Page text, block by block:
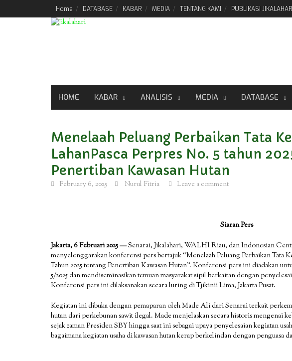
Home DATABASE KABAR MEDIA TENTANG KAMI PUBLIKASI
HOME KABAR ANALISIS MEDIA DATABASE
Menelaah Peluang Perbaikan Tata
LahanPasca Perpres No. 5 tahun
Penertiban Kawasan Hutan
February 6, 2025 Nurul Fitria Leave a comment
Siaran Pers
Jakarta, 6 Februari 2025 —Senarai, Jikalahari, WALHI Riau, dan Indonesian
menyelenggarakan konferensi pers bertajuk “Menelaah Peluang Perbaikan Tata
Tahun 2025 tentang Penertiban Kawasan Hutan”. Konferensi pers ini diadakan
5/2025 dan mendiseminasikan temuan masyarakat sipil berkaitan dengan
Konferensi pers ini dilaksanakan secara luring di Tjikinii Lima, Jakarta Pusat.
Kegiatan ini dibuka dengan pemaparan oleh Made Ali dari Senarai terkait
hutan dari perkebunan sawit ilegal. Made menjelaskan secara historis mengenai
sejak zaman Presiden SBY hingga saat ini sebagai upaya penyelesaian kegiatan
bagaimana kegiatan usaha di kawasan hutan kerap berkelindan dengan penguasa